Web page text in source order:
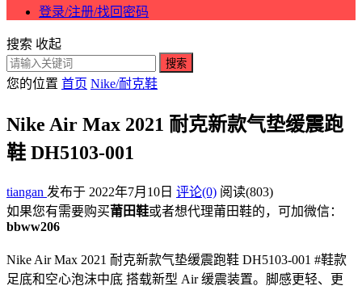
登录/注册/找回密码
搜索 收起
搜索
您的位置 首页 Nike/耐克鞋
Nike Air Max 2021 耐克新款气垫缓震跑
鞋 DH5103-001
tiangan 发布于 2022年7月10日 评论(0) 阅读(803)
如果您有需要购买莆田鞋或者想代理莆田鞋的，可加微信：
bbww206
Nike Air Max 2021 耐克新款气垫缓震跑鞋 DH5103-001 #鞋款
足底和空心泡沫中底 搭载新型 Air 缓震装置。脚感更轻、更